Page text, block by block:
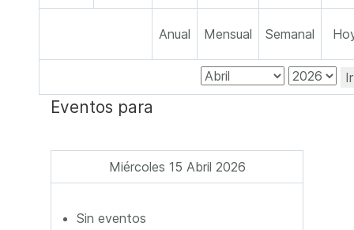
Anual Mensual Semanal
Eventos para
Miércoles 15 Abril 2026
Sin eventos